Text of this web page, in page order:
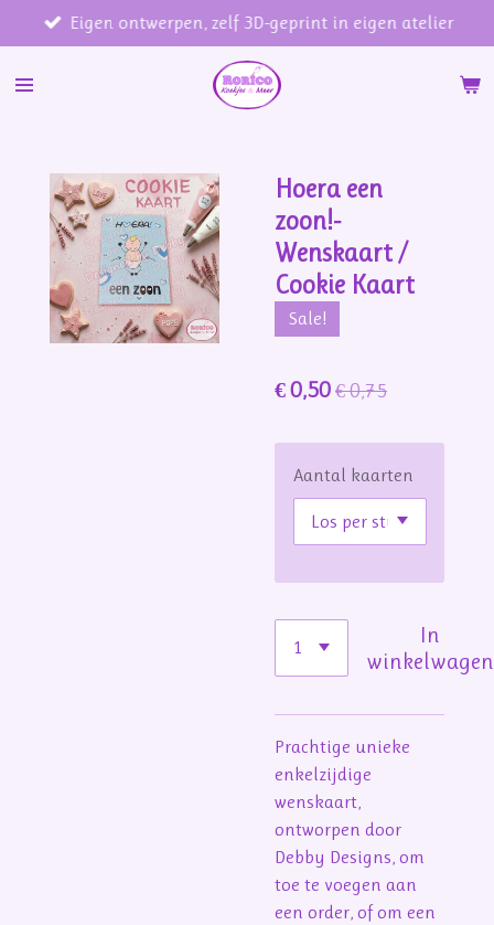
direct
naar
Eigen ontwerpen, zelf 3D-geprint in eigen atelier
Hoera een
zoon!-
Wenskaart /
Cookie Kaart
Sale!
€ 0,50€ 0,75
Aantal kaarten
In
winkelwagen
Prachtige unieke
enkelzijdige
wenskaart,
ontworpen door
Debby Designs, om
toe te voegen aan
een order, of om een